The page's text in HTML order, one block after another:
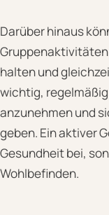
Darüber hinaus
halten und
wichtig,
anzunehmen und
geben. Ein aktiver
Gesundheit bei,
Wohlbefinden.